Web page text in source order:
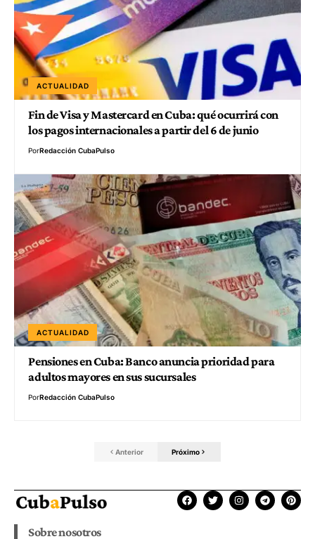
ACTUALIDAD
Fin de Visa y Mastercard en Cuba: qué ocurrirá con
los pagos internacionales a partir del 6 de junio
PorRedacción CubaPulso
ACTUALIDAD
Pensiones en Cuba: Banco anuncia prioridad para
adultos mayores en sus sucursales
PorRedacción CubaPulso
Anterior Próximo
Sobre nosotros